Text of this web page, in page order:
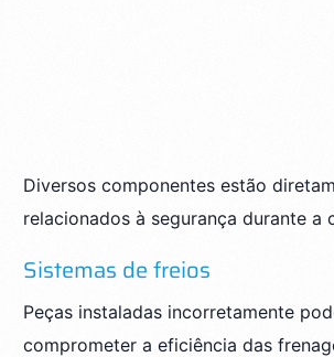
Diversos componentes estão
relacionados à segurança durante a
Sistemas de freios
Peças instaladas incorretamente
comprometer a eficiência das